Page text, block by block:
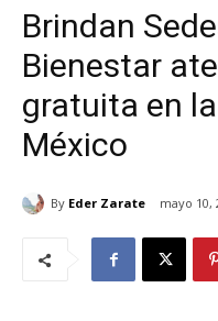
Brindan
Bienestar
gratuita en
México
By Eder Zarate mayo 10,